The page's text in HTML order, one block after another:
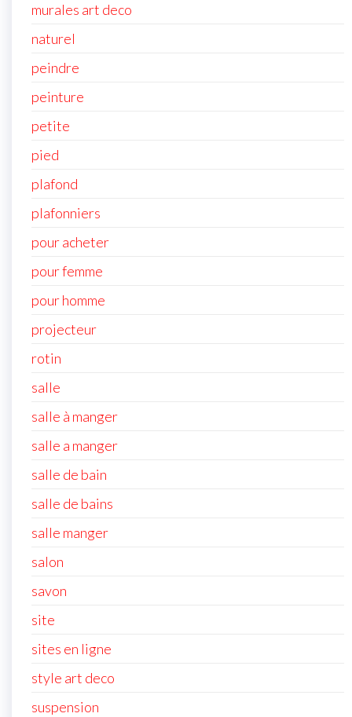
murales art deco
naturel
peindre
peinture
petite
pied
plafond
plafonniers
pour acheter
pour femme
pour homme
projecteur
rotin
salle
salle à manger
salle a manger
salle de bain
salle de bains
salle manger
salon
savon
site
sites en ligne
style art deco
suspension